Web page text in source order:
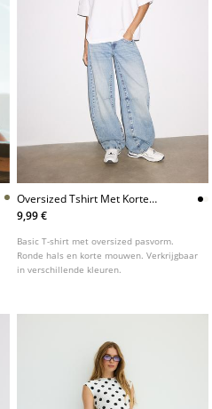
Oversized Tshirt Met Korte
Mouw
9,99 €
Basic T-shirt met oversized pasvorm.
Ronde hals en korte mouwen. Verkrijgbaar
in verschillende kleuren.